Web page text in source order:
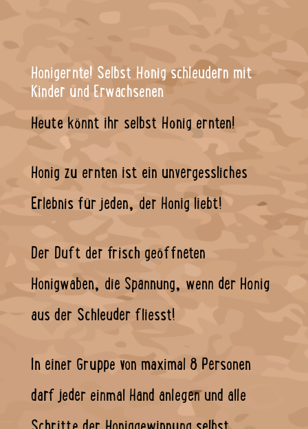
Honigernte! Selbst Honig schleudern mit
Kinder und Erwachsenen
Heute könnt ihr selbst Honig ernten!
Honig zu ernten ist ein unvergessliches
Erlebnis für jeden, der Honig liebt!
Der Duft der frisch geöffneten
Honigwaben, die Spannung, wenn der Honig
aus der Schleuder fliesst!
In einer Gruppe von maximal 8 Personen
darf jeder einmal Hand anlegen und alle